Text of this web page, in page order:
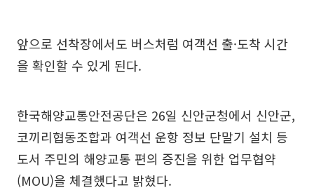
앞으로 선착장에서도 버스처럼 여객선 출·도착 시간
을 확인할 수 있게 된다.
한국해양교통안전공단은 26일 신안군청에서 신안군,
코끼리협동조합과 여객선 운항 정보 단말기 설치 등
도서 주민의 해양교통 편의 증진을 위한 업무협약
(MOU)을 체결했다고 밝혔다.